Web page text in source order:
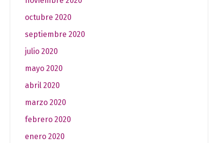
octubre 2020
septiembre 2020
julio 2020
mayo 2020
abril 2020
marzo 2020
febrero 2020
enero 2020